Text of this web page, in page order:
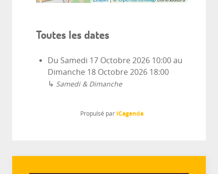
Toutes les dates
Du Samedi 17 Octobre 2026 10:00 au
Dimanche 18 Octobre 2026 18:00
↳ Samedi & Dimanche
Propulsé par iCagenda